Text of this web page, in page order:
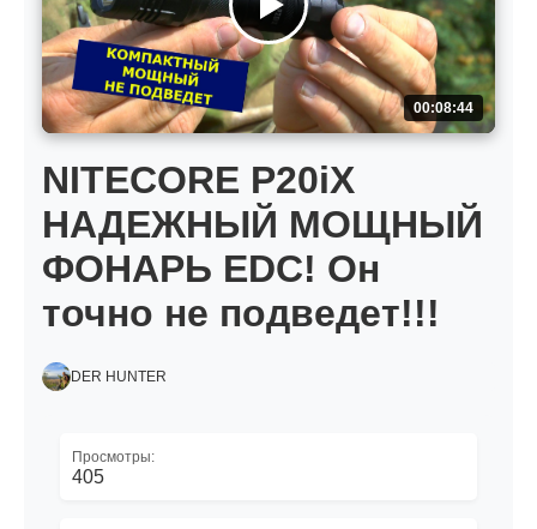
00:08:44
NITECORE P20iX
НАДЕЖНЫЙ МОЩНЫЙ
ФОНАРЬ EDC! Он
точно не подведет!!!
DER HUNTER
Просмотры:
405